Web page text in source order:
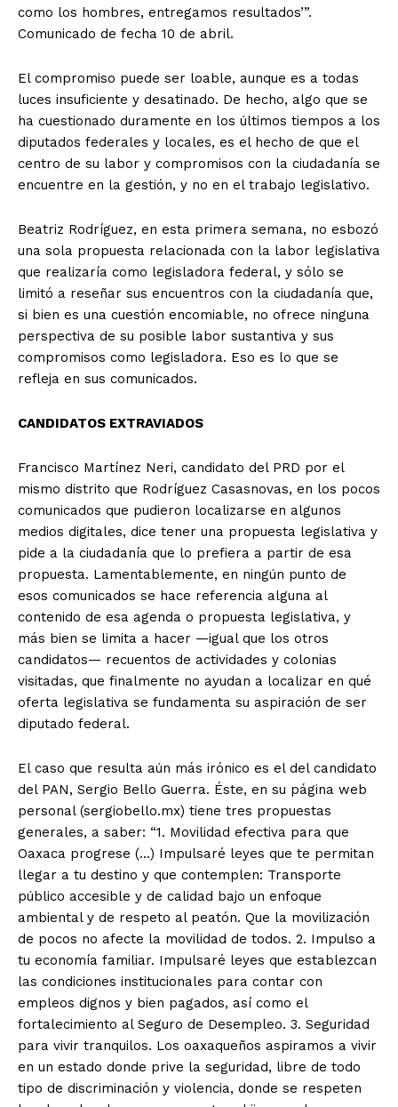
como los hombres, entregamos resultados’”.
Comunicado de fecha 10 de abril.
El compromiso puede ser loable, aunque es a todas
luces insuficiente y desatinado. De hecho, algo que se
ha cuestionado duramente en los últimos tiempos a los
diputados federales y locales, es el hecho de que el
centro de su labor y compromisos con la ciudadanía se
encuentre en la gestión, y no en el trabajo legislativo.
Beatriz Rodríguez, en esta primera semana, no esbozó
una sola propuesta relacionada con la labor legislativa
que realizaría como legisladora federal, y sólo se
limitó a reseñar sus encuentros con la ciudadanía que,
si bien es una cuestión encomiable, no ofrece ninguna
perspectiva de su posible labor sustantiva y sus
compromisos como legisladora. Eso es lo que se
refleja en sus comunicados.
CANDIDATOS EXTRAVIADOS
Francisco Martínez Neri, candidato del PRD por el
mismo distrito que Rodríguez Casasnovas, en los pocos
comunicados que pudieron localizarse en algunos
medios digitales, dice tener una propuesta legislativa y
pide a la ciudadanía que lo prefiera a partir de esa
propuesta. Lamentablemente, en ningún punto de
esos comunicados se hace referencia alguna al
contenido de esa agenda o propuesta legislativa, y
más bien se limita a hacer —igual que los otros
candidatos— recuentos de actividades y colonias
visitadas, que finalmente no ayudan a localizar en qué
oferta legislativa se fundamenta su aspiración de ser
diputado federal.
El caso que resulta aún más irónico es el del candidato
del PAN, Sergio Bello Guerra. Éste, en su página web
personal (sergiobello.mx) tiene tres propuestas
generales, a saber: “1. Movilidad efectiva para que
Oaxaca progrese (…) Impulsaré leyes que te permitan
llegar a tu destino y que contemplen: Transporte
público accesible y de calidad bajo un enfoque
ambiental y de respeto al peatón. Que la movilización
de pocos no afecte la movilidad de todos. 2. Impulso a
tu economía familiar. Impulsaré leyes que establezcan
las condiciones institucionales para contar con
empleos dignos y bien pagados, así como el
fortalecimiento al Seguro de Desempleo. 3. Seguridad
para vivir tranquilos. Los oaxaqueños aspiramos a vivir
en un estado donde prive la seguridad, libre de todo
tipo de discriminación y violencia, donde se respeten